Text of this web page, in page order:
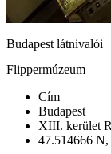
Budapest látnivalói
Flippermúzeum
Cím
Budapest
XIII. kerület
47.514666